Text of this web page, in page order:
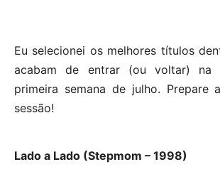
Eu selecionei os melhores títulos
acabam de entrar (ou voltar) na
primeira semana de julho. Prepare
sessão!
Lado a Lado (Stepmom – 1998)